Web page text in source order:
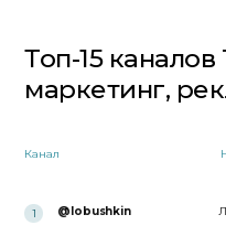
Топ-15
маркетинг,
Канал
1 @lobushkin